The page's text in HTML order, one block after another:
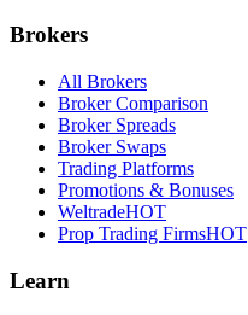
Brokers
All Brokers
Broker Comparison
Broker Spreads
Broker Swaps
Trading Platforms
Promotions & Bonuses
WeltradeHOT
Prop Trading FirmsHOT
Learn